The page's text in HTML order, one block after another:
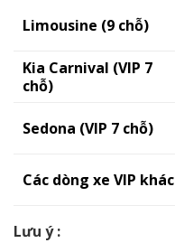
Limousine (9 chỗ)
Kia Carnival (VIP 7
chỗ)
Sedona (VIP 7 chỗ)
Các dòng xe VIP khác
Lưu ý :